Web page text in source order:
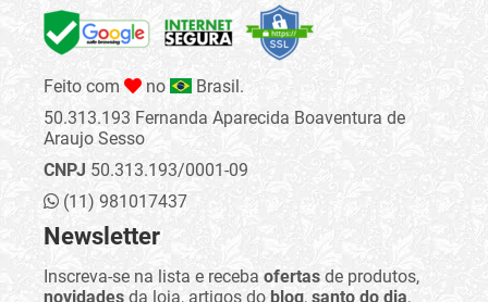
Feito com no
Brasil.
50.313.193 Fernanda Aparecida Boaventura de
Araujo Sesso
CNPJ 50.313.193/0001-09
(11) 981017437
Newsletter
Inscreva-se na lista e receba ofertas de produtos,
novidades da loja, artigos do blog, santo do dia,